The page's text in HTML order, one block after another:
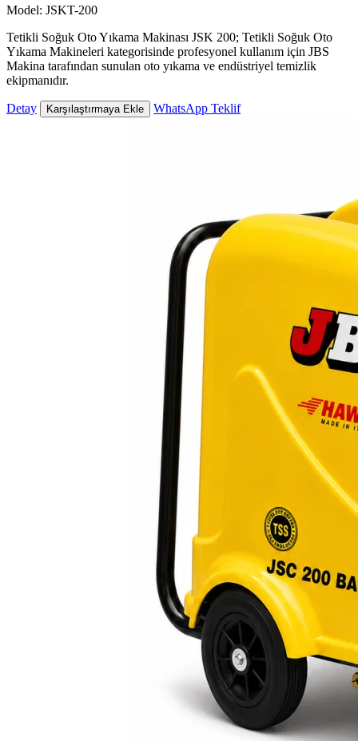
Model: JSKT-200
Tetikli Soğuk Oto Yıkama Makinası JSK 200; Tetikli Soğuk Oto
Yıkama Makineleri kategorisinde profesyonel kullanım için JBS
Makina tarafından sunulan oto yıkama ve endüstriyel temizlik
ekipmanıdır.
Detay Karşılaştırmaya Ekle WhatsApp Teklif